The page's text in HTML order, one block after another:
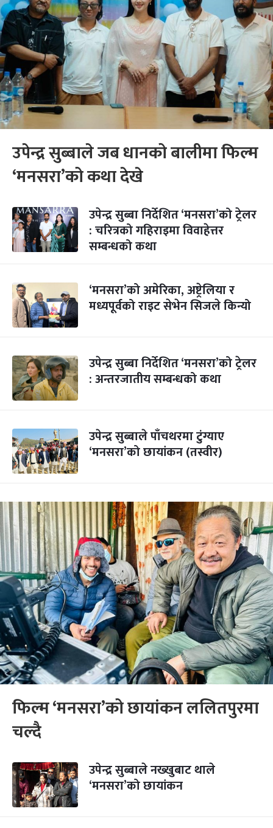
उपेन्द्र सुब्बाले जब धानको बालीमा फिल्म
‘मनसरा’को कथा देखे
उपेन्द्र सुब्बा निर्देशित ‘मनसरा’को ट्रेलर
: चरित्रको गहिराइमा विवाहेत्तर
सम्बन्धको कथा
‘मनसरा’को अमेरिका, अष्ट्रेलिया र
मध्यपूर्वको राइट सेभेन सिजले किन्यो
उपेन्द्र सुब्बा निर्देशित ‘मनसरा’को ट्रेलर
: अन्तरजातीय सम्बन्धको कथा
उपेन्द्र सुब्बाले पाँचथरमा टुंग्याए
‘मनसरा’को छायांकन (तस्वीर)
फिल्म ‘मनसरा’को छायांकन ललितपुरमा
चल्दै
उपेन्द्र सुब्बाले नख्खुबाट थाले
‘मनसरा’को छायांकन